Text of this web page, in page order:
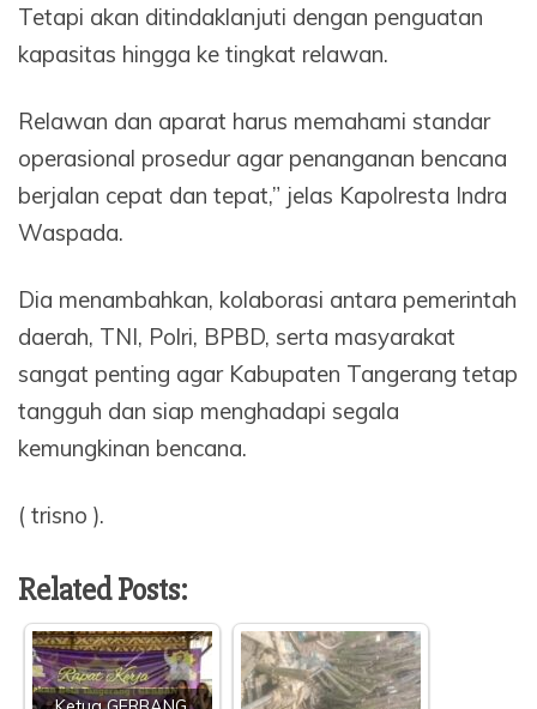
Tetapi akan ditindaklanjuti dengan penguatan
kapasitas hingga ke tingkat relawan.
Relawan dan aparat harus memahami standar
operasional prosedur agar penanganan bencana
berjalan cepat dan tepat,” jelas Kapolresta Indra
Waspada.
Dia menambahkan, kolaborasi antara pemerintah
daerah, TNI, Polri, BPBD, serta masyarakat
sangat penting agar Kabupaten Tangerang tetap
tangguh dan siap menghadapi segala
kemungkinan bencana.
( trisno ).
Related Posts: